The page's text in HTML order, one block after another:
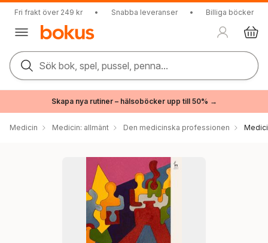
Fri frakt över 249 kr • Snabba leveranser • Billiga böcker
Sök bok, spel, pussel, penna...
Skapa nya rutiner – hälsoböcker upp till 50% →
Medicin Medicin: allmänt Den medicinska professionen